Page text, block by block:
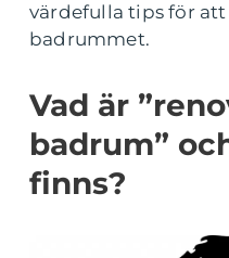
värdefulla tips för
badrummet.
Vad är
badrum”
finns?